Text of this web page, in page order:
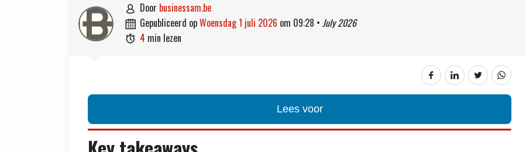
 door businessam.be
 gepubliceerd op woensdag 1 juli 2026 om 09:28 • July 2026
 4 min lezen
Lees voor